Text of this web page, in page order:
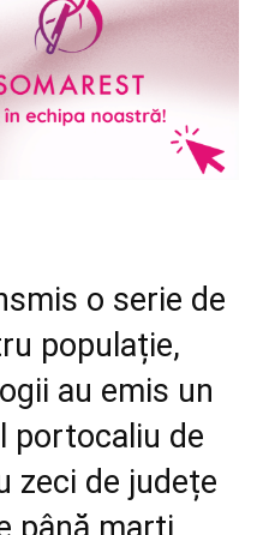
o serie de
populație,
au emis un
portocaliu de
zeci de județe